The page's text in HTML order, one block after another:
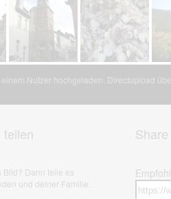
Nutzer hochgeladen. Directupload
Bild? Dann teile es
und deiner Familie.